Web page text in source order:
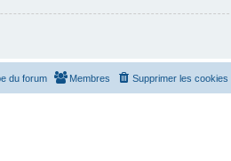
Supprimer les cookies
Membres
du forum